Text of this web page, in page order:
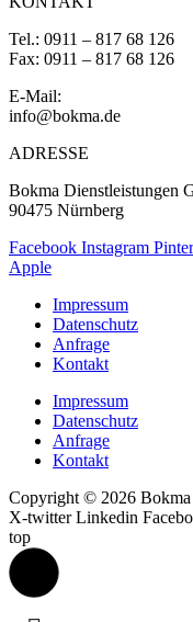
Tel.: 0911 – 817 68 126
Fax: 0911 – 817 68 126
E-Mail:
info@bokma.de
ADRESSE
Bokma Dienstleistungen
90475 Nürnberg
Facebook Instagram
Apple
Impressum
Datenschutz
Anfrage
Kontakt
Impressum
Datenschutz
Anfrage
Kontakt
Copyright © 2026
X-twitter Linkedin
top